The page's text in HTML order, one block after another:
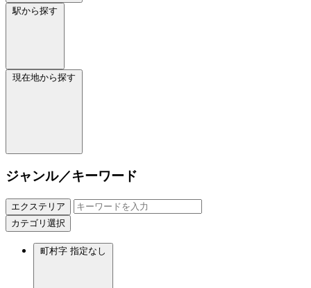
駅から探す
現在地から探す
ジャンル／キーワード
エクステリア
カテゴリ選択
町村字 指定なし